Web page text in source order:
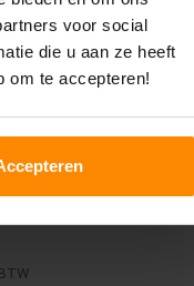
voor social
die u aan ze heeft
om te accepteren!